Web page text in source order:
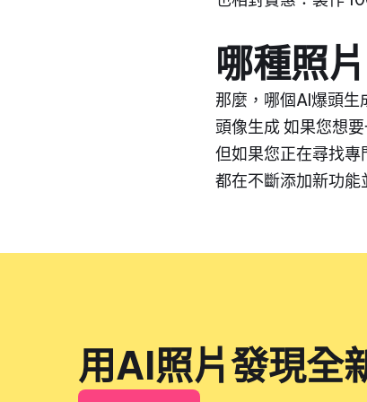
哪種照
那麼，哪個AI爆頭生
頭像生成 如果您想
但如果您正在尋找
都在不斷添加新功能
用AI照片發現全